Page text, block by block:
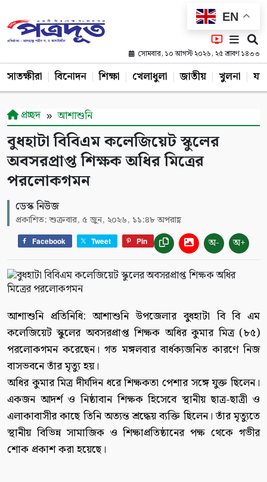
EN
সোমবার, ১০ আগস্ট ২০২৬, ২৫ শ্রাবণ ১৪৩৩
সাতক্ষীরা বিনোদন শিক্ষা খেলাধুলা জাতীয় খুলনা
প্রচ্ছদ আশাশুনি
বুধহাটা বিবিএম কলেজিয়েট স্কুলের
অবসরপ্রাপ্ত শিক্ষক অধির মিত্রের
পরলোকগমন
ডেস্ক নিউজ
প্রকাশিত: শুক্রবার, ৫ জুন, ২০২৬, ১১:৪৮ অপরাহ্ণ
Facebook Tweet Pin অ- অ+
আশাশুনি প্রতিনিধি: আশাশুনি উপজেলার বুধহাটা বি বি এম
কলেজিয়েট স্কুলের অবসরপ্রাপ্ত শিক্ষক অধির কুমার মিত্র (৮৫)
পরলোকগমন করেছেন। গত মঙ্গলবার বার্ধক্যজনিত কারণে নিজ
বাসভবনে তাঁর মৃত্যু হয়।
অধির কুমার মিত্র দীর্ঘদিন ধরে শিক্ষকতা পেশার সঙ্গে যুক্ত ছিলেন।
একজন আদর্শ ও নিষ্ঠাবান শিক্ষক হিসেবে স্থানীয় ছাত্র-ছাত্রী ও
এলাকাবাসীর কাছে তিনি অত্যন্ত শ্রদ্ধেয় ব্যক্তি ছিলেন। তাঁর মৃত্যুতে
স্থানীয় বিভিন্ন সামাজিক ও শিক্ষাপ্রতিষ্ঠানের পক্ষ থেকে গভীর
শোক প্রকাশ করা হয়েছে।